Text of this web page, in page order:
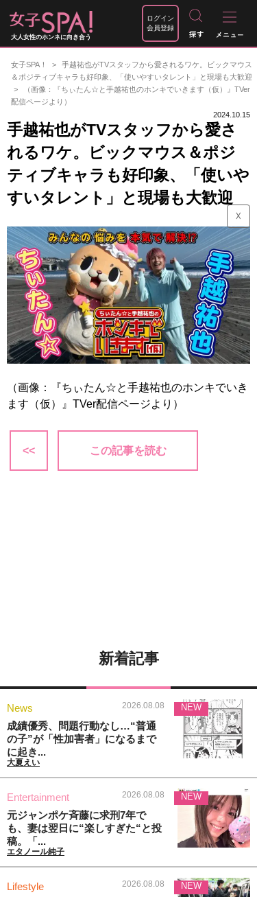
大人女性のホンネに向き合う
ログイン
会員登録
女子SPA！
手越祐也がTVスタッフから愛されるワケ。ビックマウス
＆ポジティブキャラも好印象、「使いやすいタレント」と現場も大歓迎
（画像：『ちぃたん☆と手越祐也のホンキでいきます（仮）』TVer
配信ページより）
2024.10.15
手越祐也がTVスタッフから愛さ
れるワケ。ビックマウス＆ポジ
ティブキャラも好印象、「使いや
すいタレント」と現場も大歓迎
☓
（画像：『ちぃたん☆と手越祐也のホンキでいき
ます（仮）』TVer配信ページより）
<< この記事を読む
新着記事
News 2026.08.08
成績優秀、問題行動なし…“普通
の子”が「性加害者」になるまで
に起き...
大夏えい
NEW
Entertainment 2026.08.08
元ジャンポケ斉藤に求刑7年で
も、妻は翌日に“楽しすぎた“と投
稿。「...
エタノール純子
NEW
Lifestyle 2026.08.08 NEW